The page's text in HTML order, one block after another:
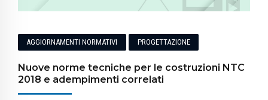
AGGIORNAMENTI NORMATIVI PROGETTAZIONE
Nuove norme tecniche per le costruzioni NTC
2018 e adempimenti correlati